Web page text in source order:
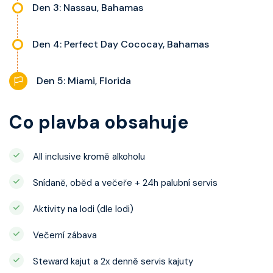
Den 3: Nassau, Bahamas
Den 4: Perfect Day Cococay, Bahamas
Den 5: Miami, Florida
Co plavba obsahuje
All inclusive kromě alkoholu
Snídaně, oběd a večeře + 24h palubní servis
Aktivity na lodi (dle lodi)
Večerní zábava
Steward kajut a 2x denně servis kajuty